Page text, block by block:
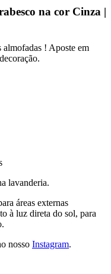
na cor Cinza |
almofadas ! Aposte em
lavanderia.
áreas externas
à luz direta do sol, para
nosso Instagram.